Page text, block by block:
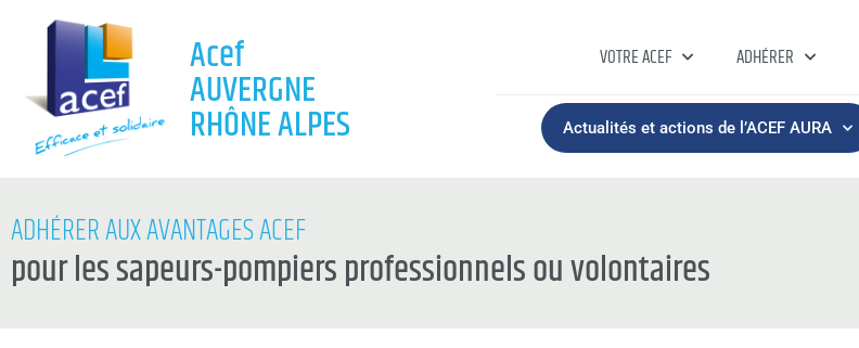
Acef
AUVERGNE
RHÔNE ALPES
VOTRE ACEF ADHÉRER
Actualités et actions de l’ACEF AURA
ADHÉRER AUX AVANTAGES ACEF
pour les sapeurs-pompiers professionnels ou volontaires